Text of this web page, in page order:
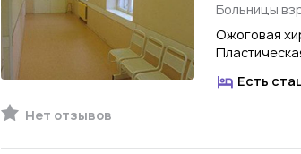
Больницы
Ожоговая
Есть
Нет отзывов